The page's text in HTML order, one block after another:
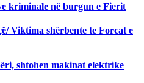
kriminale në burgun e Fierit
Viktima shërbente te Forcat e
shtohen makinat elektrike